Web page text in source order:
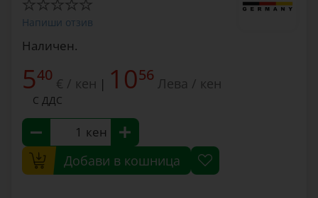
Напиши отзив
Наличен.
540 € / кен | 1056 Лева / кен
С ДДС
кен
Добави в кошница